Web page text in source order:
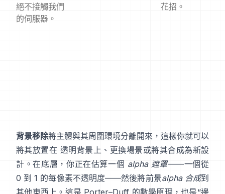
絕不接觸我們
的伺服器。
花招。
背景移除將主體與其周圍環境分離開來，這樣你就可以
將其放置在 透明背景上、更換場景或將其合成為新設
計。在底層，你正在估算一個 alpha 遮罩——一個從
0 到 1 的每像素不透明度——然後將前景alpha 合成到
其他東西上。這是 Porter–Duff 的數學原理，也是“邊